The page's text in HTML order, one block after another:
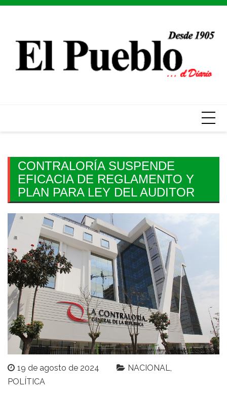
Skip
CONTRALORÍA SUSPENDE
EFICACIA DE REGLAMENTO Y
PLAN PARA LEY DEL AUDITOR
19 de agosto de 2024
NACIONAL
POLÍTICA